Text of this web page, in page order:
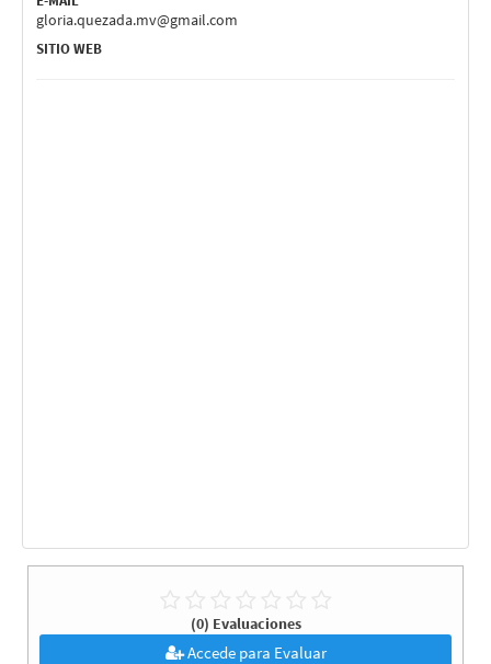
gloria.quezada.mv@gmail.com
SITIO WEB
(0) Evaluaciones
Accede para Evaluar